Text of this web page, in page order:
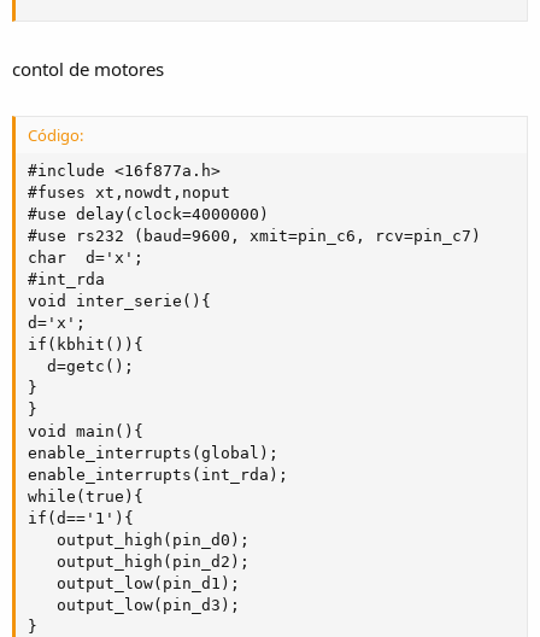
contol de motores
Código:
#include <16f877a.h>
#fuses xt,nowdt,noput
#use delay(clock=4000000)
#use rs232 (baud=9600, xmit=pin_c6, rcv=pin_c7)
char  d='x';
#int_rda
void inter_serie(){
d='x';
if(kbhit()){
  d=getc();
}
}
void main(){
enable_interrupts(global);
enable_interrupts(int_rda);
while(true){
if(d=='1'){
   output_high(pin_d0);
   output_high(pin_d2);
   output_low(pin_d1);
   output_low(pin_d3);
}